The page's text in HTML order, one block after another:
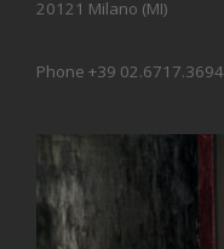
20121 Milano (MI)
Phone +39 02.6717.3694